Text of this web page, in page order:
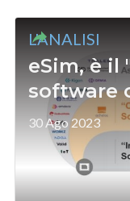
L'ANALISI
eSim, è il
software
30 Ago 2023